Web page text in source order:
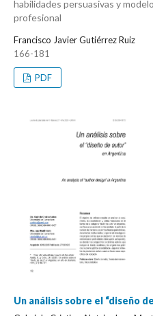
habilidades persuasivas y
profesional
Francisco Javier Gutiérrez Ruiz
166-181
PDF
Un análisis sobre el “diseño